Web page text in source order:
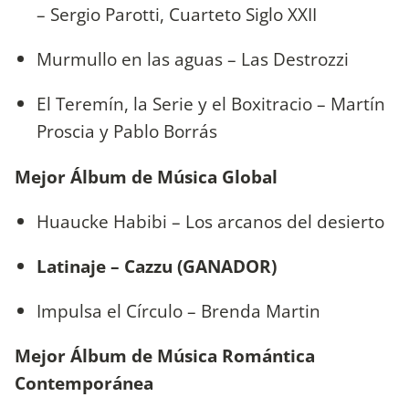
– Sergio Parotti, Cuarteto Siglo XXII
Murmullo en las aguas – Las Destrozzi
El Teremín, la Serie y el Boxitracio – Martín
Proscia y Pablo Borrás
Mejor Álbum de Música Global
Huaucke Habibi – Los arcanos del desierto
Latinaje – Cazzu (GANADOR)
Impulsa el Círculo – Brenda Martin
Mejor Álbum de Música Romántica
Contemporánea